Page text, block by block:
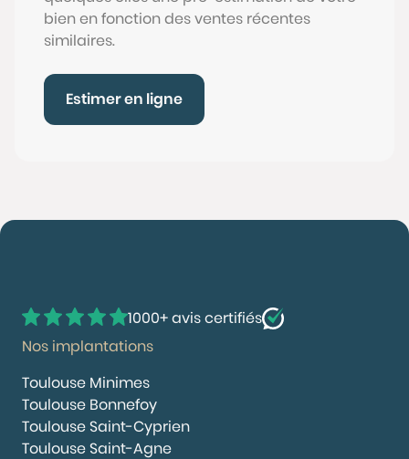
bien en fonction des ventes récentes
similaires.
Estimer en ligne
1000+ avis certifiés
Nos implantations
Toulouse Minimes
Toulouse Bonnefoy
Toulouse Saint-Cyprien
Toulouse Saint-Agne